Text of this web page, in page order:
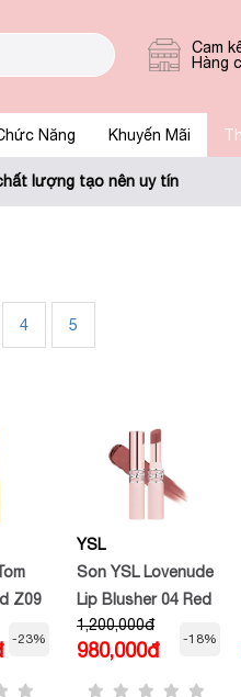
Cam
Hàng
Năng Khuyến Mãi
lượng tạo nên uy tín
4 5
Z09
3g
-23%
YSL
Son YSL Lovenude
Lip Blusher 04 Red
Handed
1,200,000đ
980,000đ
-18%